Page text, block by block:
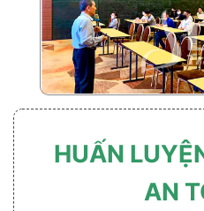
HUẤN
AN